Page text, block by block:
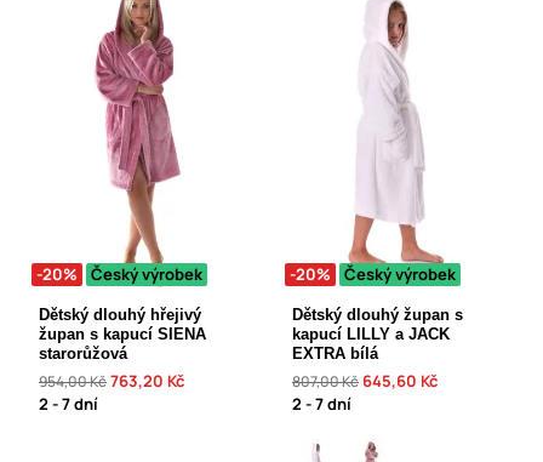
-20% Český výrobek
Dětský dlouhý hřejivý
župan s kapucí SIENA
starorůžová
954,00 Kč763,20 Kč
2 - 7 dní
-20% Český výrobek
Dětský dlouhý župan s
kapucí LILLY a JACK
EXTRA bílá
807,00 Kč 645,60 Kč
2 - 7 dní